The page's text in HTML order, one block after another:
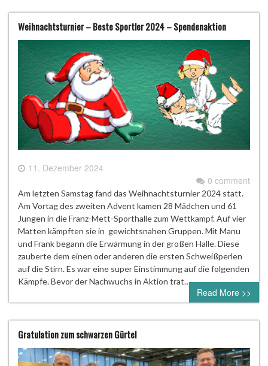
Weihnachtsturnier – Beste Sportler 2024 – Spendenaktion
11. Dezember 2024
0 comment
Am letzten Samstag fand das Weihnachtsturnier 2024 statt.
Am Vortag des zweiten Advent kamen 28 Mädchen und 61
Jungen in die Franz-Mett-Sporthalle zum Wettkampf. Auf vier
Matten kämpften sie in gewichtsnahen Gruppen. Mit Manu
und Frank begann die Erwärmung in der großen Halle. Diese
zauberte dem einen oder anderen die ersten Schweißperlen
auf die Stirn. Es war eine super Einstimmung auf die folgenden
Kämpfe. Bevor der Nachwuchs in Aktion trat…
Read More >>
Gratulation zum schwarzen Gürtel